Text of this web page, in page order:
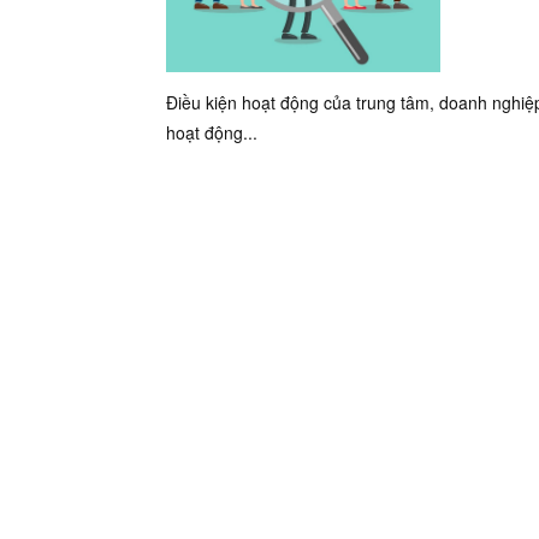
Điều kiện hoạt động của trung tâm, doanh
hoạt động...